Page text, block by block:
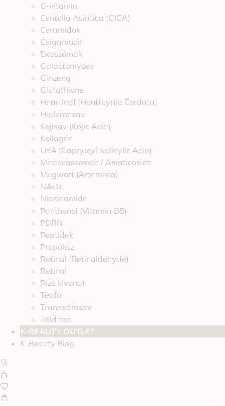
C-vitamin
Centella Asiatica (CICA)
Ceramidok
Csigamucin
Exoszómák
Galactomyces
Ginzeng
Glutathione
Heartleaf (Houttuynia Cordata)
Hialuronsav
Kojisav (Kojic Acid)
Kollagén
LHA (Capryloyl Salicylic Acid)
Madecassoside / Asiaticoside
Mugwort (Artemisia)
NAD+
Niacinamide
Panthenol (Vitamin B5)
PDRN
Peptidek
Propolisz
Retinal (Retinaldehyde)
Retinol
Rizs kivonat
Teafa
Tranexámsav
Zöld tea
K-BEAUTY OUTLET
K-Beauty Blog